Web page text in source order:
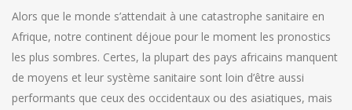
Alors que le monde s’attendait à une catastrophe sanitaire en
Afrique, notre continent déjoue pour le moment les pronostics
les plus sombres. Certes, la plupart des pays africains manquent
de moyens et leur système sanitaire sont loin d’être aussi
performants que ceux des occidentaux ou des asiatiques, mais